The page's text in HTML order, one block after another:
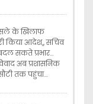
के खिलाफ
किया आदेश,, सचिव
सकते प्रभार…
अब प्रशासनिक
तक पहुंचा…